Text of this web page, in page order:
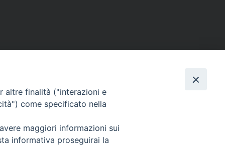
SEGUICI SU
Facebook
Instagram
X YouTube
altre finalità ("interazioni e
come specificato nella
maggiori informazioni sui
informativa proseguirai la